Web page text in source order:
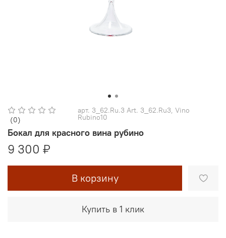
(0)
арт. 3_62.Ru.3 Art. 3_62.Ru3, Vino
Rubino10
Бокал для красного вина рубино
9 300 ₽
В корзину
Купить в 1 клик